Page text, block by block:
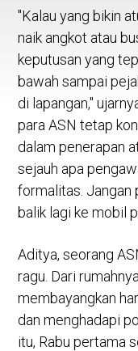
"Kalau yang bikin
naik angkot atau
keputusan yang
bawah sampai
di lapangan,"
para ASN tetap
dalam penerapan
sejauh apa
formalitas. Jangan
balik lagi ke mobil
Aditya, seorang
ragu. Dari
membayangkan
dan menghadapi
itu, Rabu pertama